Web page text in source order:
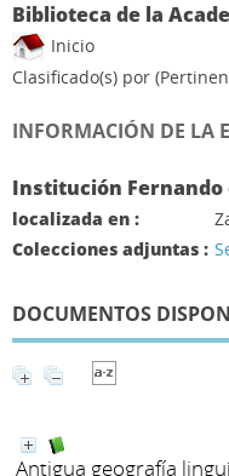
Biblioteca de la
Inicio
Clasificado(s) por
INFORMACIÓN DE LA
Institución Fernando
localizada en :
Colecciones adjuntas :
DOCUMENTOS
Antigua geografía